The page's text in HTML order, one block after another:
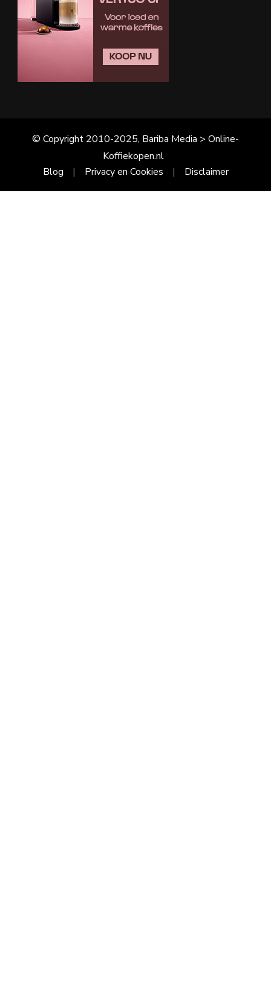
© Copyright 2010-2025, Bariba Media > Online-
Koffiekopen.nl
Blog
Privacy en Cookies Disclaimer